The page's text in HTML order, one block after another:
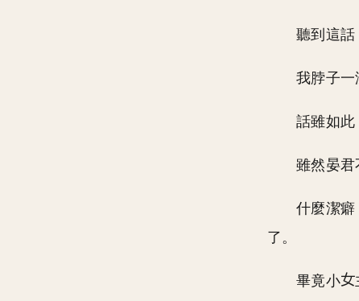
聽到這話
我脖子
話雖如
雖然晏君
什麼潔癖
了。
畢竟小